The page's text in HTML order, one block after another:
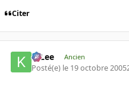
Citer
K-Lee Ancien
Posté(e) le 19 octobre 2005